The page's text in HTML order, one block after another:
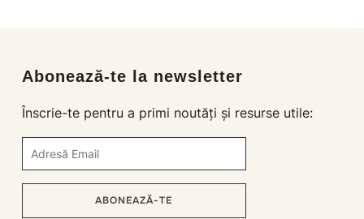
Abonează-te la newsletter
Înscrie-te pentru a primi noutăți și resurse utile:
ABONEAZĂ-TE